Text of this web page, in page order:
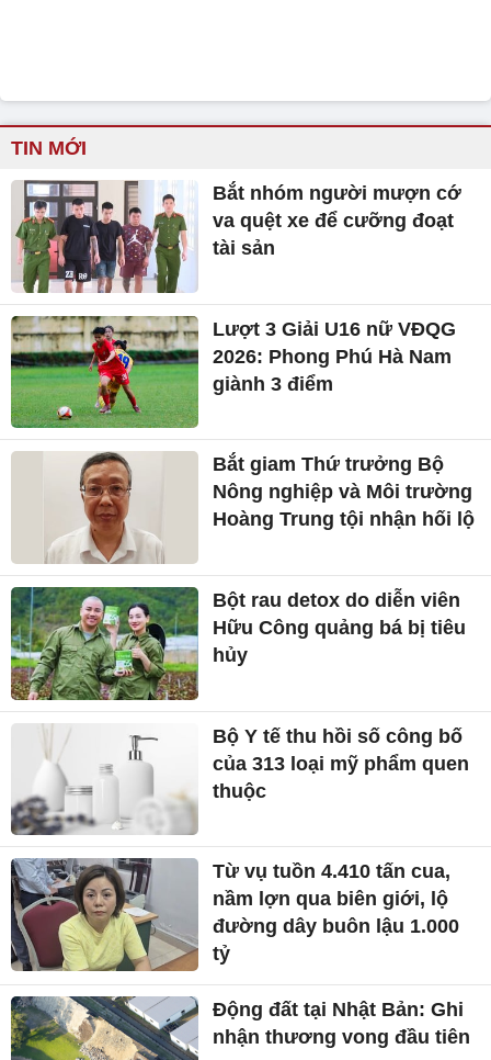
TIN MỚI
Bắt nhóm người mượn cớ
va quệt xe để cưỡng đoạt
tài sản
Lượt 3 Giải U16 nữ VĐQG
2026: Phong Phú Hà Nam
giành 3 điểm
Bắt giam Thứ trưởng Bộ
Nông nghiệp và Môi trường
Hoàng Trung tội nhận hối lộ
Bột rau detox do diễn viên
Hữu Công quảng bá bị tiêu
hủy
Bộ Y tế thu hồi số công bố
của 313 loại mỹ phẩm quen
thuộc
Từ vụ tuồn 4.410 tấn cua,
nầm lợn qua biên giới, lộ
đường dây buôn lậu 1.000
tỷ
Động đất tại Nhật Bản: Ghi
nhận thương vong đầu tiên